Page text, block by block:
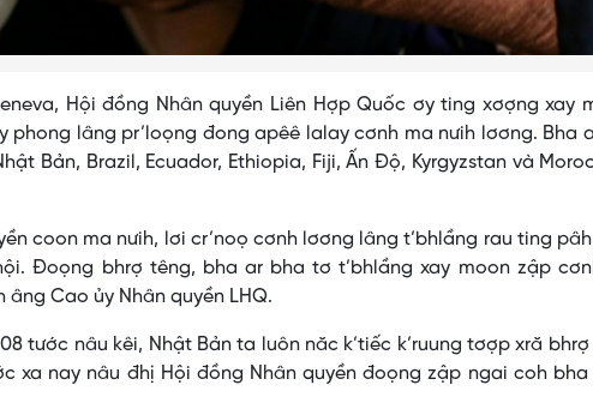
Hội đồng Nhân quyền Liên Hợp Quốc ơy ting xơợng xay
phong lâng pr’loọng đong apêê lalay cơnh ma nưih lơơng. Bha
Bản, Brazil, Ecuador, Ethiopia, Fiji, Ấn Độ, Kyrgyzstan và
coon ma nưih, lơi cr’noọ cơnh lơơng lâng t’bhlầng rau ting
Đoọng bhrợ têng, bha ar bha tơ t’bhlầng xay moon zập
Cao ủy Nhân quyền LHQ.
tước nâu kêi, Nhật Bản ta luôn năc k’tiếc k’ruung tơợp xră
xa nay nâu đhị Hội đồng Nhân quyền đoọng zập ngai coh bha